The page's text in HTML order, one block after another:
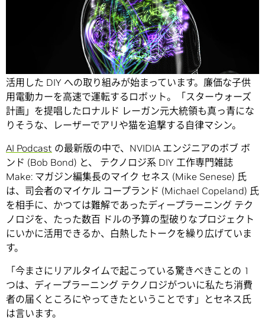
今、DIY 愛好家たちの間で、お手軽にディープラーニングを
活用した DIY への取り組みが始まっています。廉価な子供
用電動カーを高速で運転するロボット。「スターウォーズ
計画」を提唱したロナルド レーガン元大統領も真っ青にな
りそうな、レーザーでアリや猫を追撃する自律マシン。
AI Podcast の最新版の中で、NVIDIA エンジニアのボブ ボ
ンド (Bob Bond) と、 テクノロジ系 DIY 工作専門雑誌
Make: マガジン編集長のマイク セネス (Mike Senese) 氏
は、司会者のマイケル コープランド (Michael Copeland) 氏
を相手に、かつては難解であったディープラーニング テク
ノロジを、たった数百 ドルの予算の型破りなプロジェクト
にいかに活用できるか、白熱したトークを繰り広げていま
す。
「今まさにリアルタイムで起こっている驚きべきことの 1
つは、ディープラーニング テクノロジがついに私たち消費
者の届くところにやってきたということです」とセネス氏
は言います。